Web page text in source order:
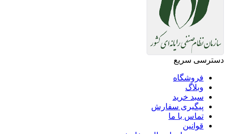
دسترسی سریع
فروشگاه
وبلاگ
سبد خرید
پیگیری سفارش
تماس با ما
قوانین